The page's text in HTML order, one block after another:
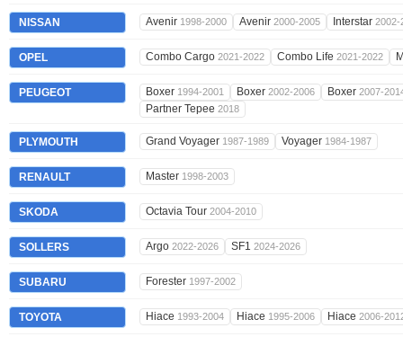
NISSAN Avenir 1998-2000 Avenir 2000-2005 Interstar 2002-
OPEL Combo Cargo 2021-2022 Combo Life 2021-2022
PEUGEOT Boxer 1994-2001 Boxer 2002-2006 Boxer 2007-
Partner Tepee 2018
PLYMOUTH Grand Voyager 1987-1989 Voyager 1984-1987
RENAULT Master 1998-2003
SKODA Octavia Tour 2004-2010
SOLLERS Argo 2022-2026 SF1 2024-2026
SUBARU Forester 1997-2002
TOYOTA Hiace 1993-2004 Hiace 1995-2006 Hiace 2006-